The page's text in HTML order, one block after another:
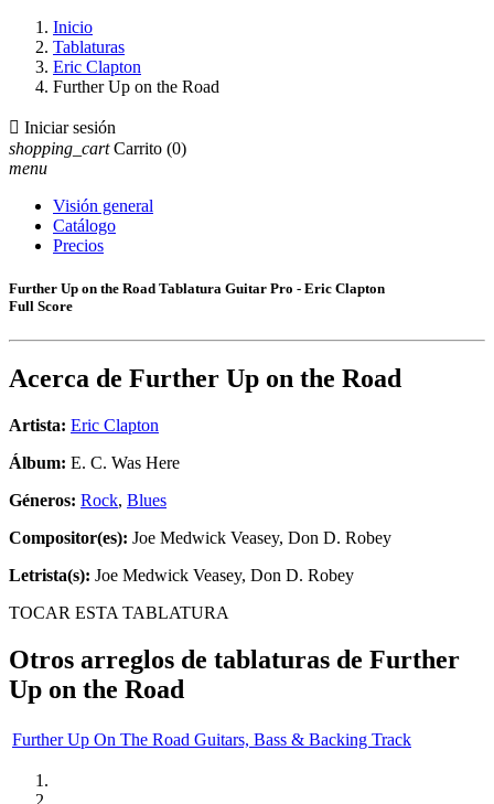
Inicio
Tablaturas
Eric Clapton
Further Up on the Road
 Iniciar sesión
shopping_cart Carrito (0)
menu
Visión general
Catálogo
Precios
Further Up on the Road Tablatura Guitar Pro - Eric Clapton
Full Score
Acerca de Further Up on the Road
Artista: Eric Clapton
Álbum: E. C. Was Here
Géneros: Rock, Blues
Compositor(es): Joe Medwick Veasey, Don D. Robey
Letrista(s): Joe Medwick Veasey, Don D. Robey
TOCAR ESTA TABLATURA
Otros arreglos de tablaturas de Further
Up on the Road
Further Up On The Road Guitars, Bass & Backing Track